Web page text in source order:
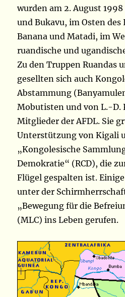
wurden am 2. August
und Bukavu, im Osten
Banana und Matadi, im
ruandische und
Zu den Truppen Ruandas
gesellten sich auch
Abstammung
Mobutisten und von L.-D.
Mitglieder der AFDL. Sie
Unterstützung von Kigali
„Kongolesische
Demokratie“ (RCD), die
Flügel gespalten ist.
unter der
„Bewegung für die
(MLC) ins Leben gerufen.